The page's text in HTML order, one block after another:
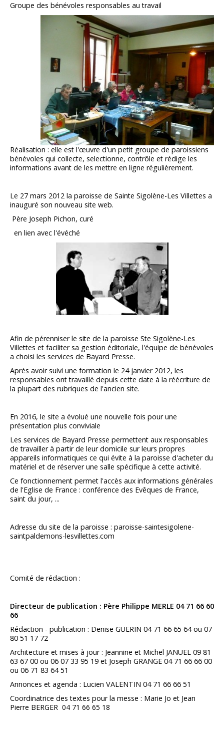
Groupe des bénévoles responsables au travail
Réalisation : elle est l'œuvre d'un petit groupe de paroissiens
bénévoles qui collecte, selectionne, contrôle et rédige les
informations avant de les mettre en ligne régulièrement.
Le 27 mars 2012 la paroisse de Sainte Sigolène-Les Villettes a
inauguré son nouveau site web.
Père Joseph Pichon, curé
en lien avec l'évéché
Afin de pérenniser le site de la paroisse Ste Sigolène-Les
Villettes et faciliter sa gestion éditoriale, l'équipe de bénévoles
a choisi les services de Bayard Presse.
Après avoir suivi une formation le 24 janvier 2012, les
responsables ont travaillé depuis cette date à la réécriture de
la plupart des rubriques de l'ancien site.
En 2016, le site a évolué une nouvelle fois pour une
présentation plus conviviale
Les services de Bayard Presse permettent aux responsables
de travailler à partir de leur domicile sur leurs propres
appareils informatiques ce qui évite à la paroisse d'acheter du
matériel et de réserver une salle spécifique à cette activité.
Ce fonctionnement permet l'accès aux informations générales
de l'Eglise de France : conférence des Evêques de France,
saint du jour, ...
Adresse du site de la paroisse : paroisse-saintesigolene-
saintpaldemons-lesvillettes.com
Comité de rédaction :
Directeur de publication : Père Philippe MERLE 04 71 66 60
66
Rédaction - publication : Denise GUERIN 04 71 66 65 64 ou 07
80 51 17 72
Architecture et mises à jour : Jeannine et Michel JANUEL 09 81
63 67 00 ou 06 07 33 95 19 et Joseph GRANGE 04 71 66 66 00
ou 06 71 83 64 51
Annonces et agenda : Lucien VALENTIN 04 71 66 66 51
Coordinatrice des textes pour la messe : Marie Jo et Jean
Pierre BERGER 04 71 66 65 18